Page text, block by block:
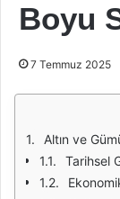
Boyu
7 Temmuz 2025
Altın ve
Tarihsel